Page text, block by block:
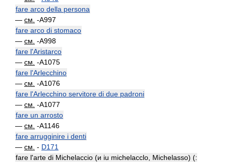
fare arco della persona
— см. -A997
fare arco di stomaco
— см. -A998
fare l'Aristarco
— см. -A1075
fare l'Arlecchino
— см. -A1076
fare l'Arlecchino servitore di due padroni
— см. -A1077
fare un arrosto
— см. -A1146
fare arrugginire i denti
— см. - D171
fare l'arte di Michelaccio (и iu michelacclo, Michelasso) (: